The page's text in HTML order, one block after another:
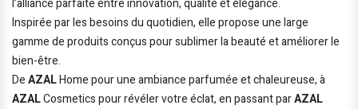
l’alliance parfaite entre innovation, qualité et élégance.
Inspirée par les besoins du quotidien, elle propose une large
gamme de produits conçus pour sublimer la beauté et améliorer le
bien-être.
DeAZALHome pour une ambiance parfumée et chaleureuse, à
AZALCosmetics pour révéler votre éclat, en passant parAZAL